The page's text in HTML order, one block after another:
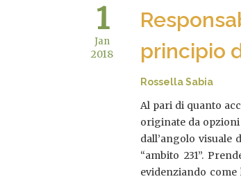
principio
Rossella Sabia
Al pari di quanto
originate da
dall’angolo
“ambito 231”.
evidenziando
1
Jan
2018